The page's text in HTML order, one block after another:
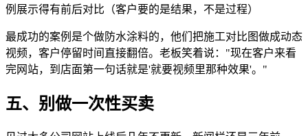
例展示得有前后对比（客户要的是结果，不是过程）
最成功的案例是个做防水涂料的，他们把施工对比图做成动态
视频，客户停留时间直接翻倍。老板笑着说："现在客户来看
完网站，到店面第一句话就是'就要视频里那种效果'。"
五、别做一次性买卖